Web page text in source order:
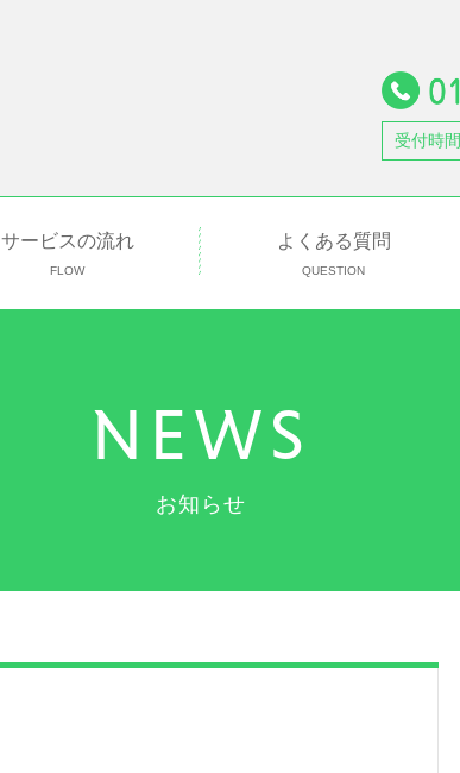
受付時間
サービスの流れ
FLOW
よくある質問
QUESTION
NEWS
お知らせ